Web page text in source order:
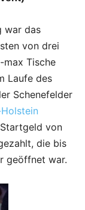
war das
von drei
max Tische
Laufe des
Schenefelder
von
die bis
geöffnet war.